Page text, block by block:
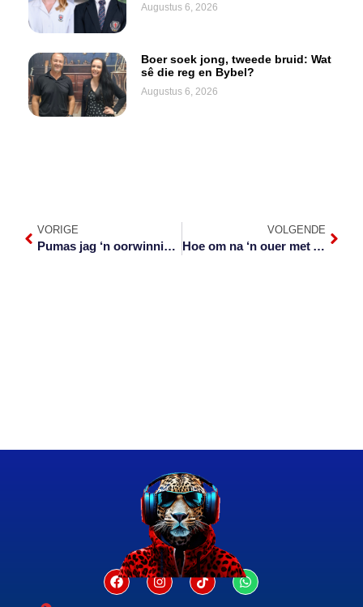
Augustus 6, 2026
Boer soek jong, tweede bruid: Wat
sê die reg en Bybel?
Augustus 6, 2026
VORIGE
Pumas jag ‘n oorwinning oor die Haaie in Mbombela
VOLGENDE
Hoe om na ‘n ouer met Alzheimer se siekte om te sien